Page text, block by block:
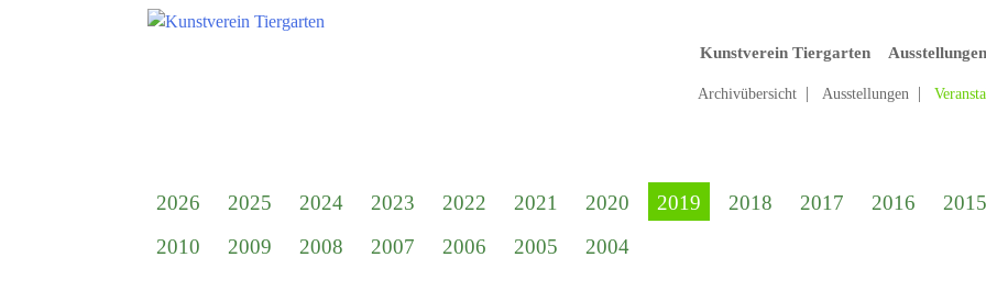
Kunstverein Tiergarten Ausstellungen
Archivübersicht Ausstellungen
2026 2025 2024 2023 2022 2021 2020 2019 2018 2017 2016 2015
2010
2009 2008 2007 2006 2005 2004